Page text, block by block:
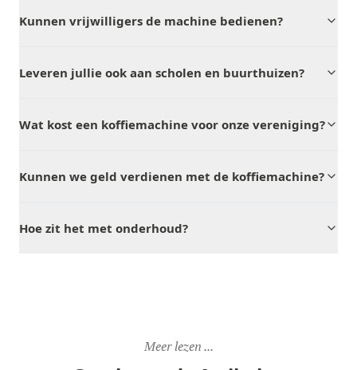
Kunnen vrijwilligers de machine bedienen?
Leveren jullie ook aan scholen en buurthuizen?
Wat kost een koffiemachine voor onze vereniging?
Kunnen we geld verdienen met de koffiemachine?
Hoe zit het met onderhoud?
Meer lezen ...